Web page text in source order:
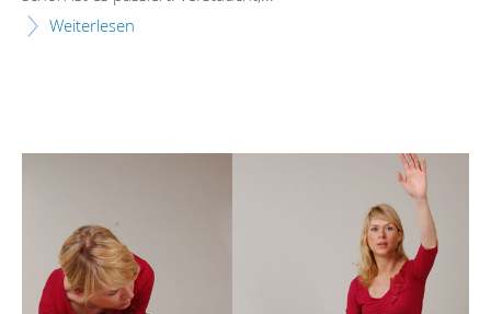
Weiterlesen